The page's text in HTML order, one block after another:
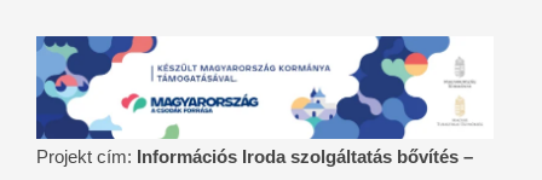
Projekt cím: Információs Iroda szolgáltatás bővítés –